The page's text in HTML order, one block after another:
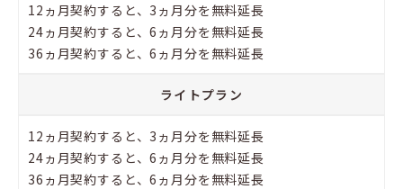
12ヵ月契約すると、3ヵ月分を無料延長
24ヵ月契約すると、6ヵ月分を無料延長
36ヵ月契約すると、6ヵ月分を無料延長
ライトプラン
12ヵ月契約すると、3ヵ月分を無料延長
24ヵ月契約すると、6ヵ月分を無料延長
36ヵ月契約すると、6ヵ月分を無料延長